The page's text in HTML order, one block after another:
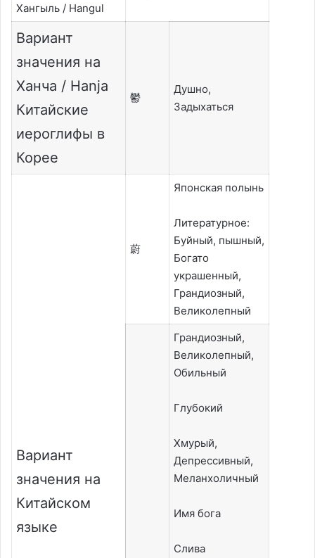
Хангыль / Hangul
Вариант
значения на
Ханча / Hanja
Китайские
иероглифы в
Корее
鬱
Душно,
Задыхаться
Вариант
значения на
Китайском
языке
蔚
Японская полынь
Литературное:
Буйный, пышный,
Богато
украшенный,
Грандиозный,
Великолепный
Грандиозный,
Великолепный,
Обильный
Глубокий
Хмурый,
Депрессивный,
Меланхоличный
Имя бога
Слива